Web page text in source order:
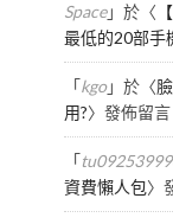
Space」於〈
最低的20部手
「kgo」於〈
用?〉發佈留言
「
資費懶人包〉